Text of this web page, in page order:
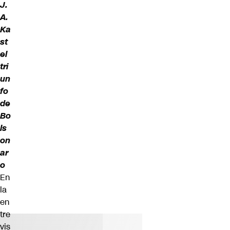
J.
A.
Ka
st
el
tri
un
fo
de
Bo
ls
on
ar
o
En
la
en
tre
vis